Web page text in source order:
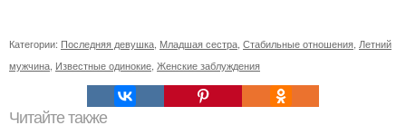
Категории: Последняя девушка Младшая сестра Стабильные отношения Летний
мужчина Известные одинокие Женские заблуждения
Читайте также